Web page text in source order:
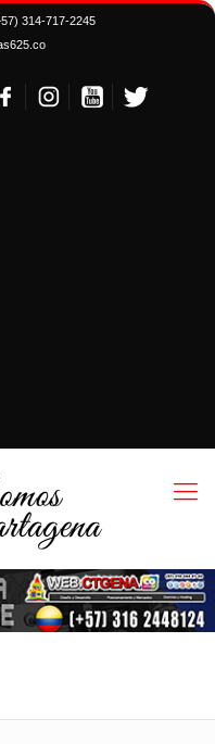
314-717-2245